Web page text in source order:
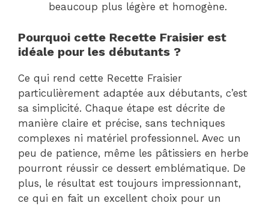
beaucoup plus légère et homogène.
Pourquoi cette Recette Fraisier est
idéale pour les débutants ?
Ce qui rend cette Recette Fraisier
particulièrement adaptée aux débutants, c’est
sa simplicité. Chaque étape est décrite de
manière claire et précise, sans techniques
complexes ni matériel professionnel. Avec un
peu de patience, même les pâtissiers en herbe
pourront réussir ce dessert emblématique. De
plus, le résultat est toujours impressionnant,
ce qui en fait un excellent choix pour un